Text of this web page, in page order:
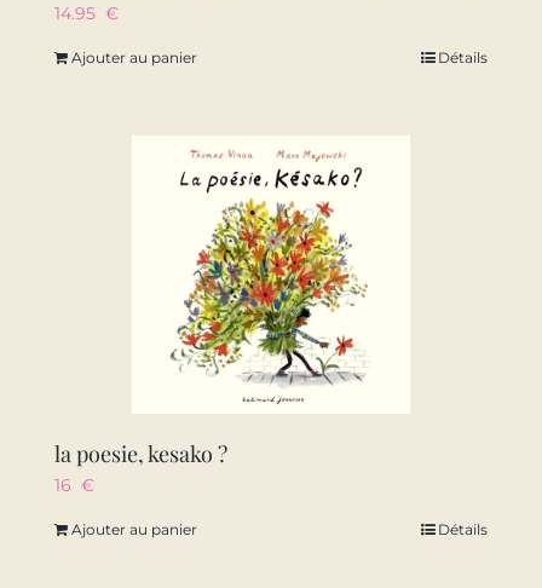
14.95 €
Ajouter au panier Détails
la poesie, kesako ?
16 €
Ajouter au panier Détails